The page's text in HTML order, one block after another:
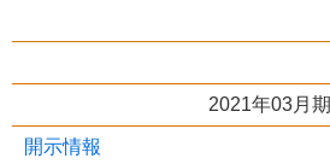
2021年03月期
開示情報